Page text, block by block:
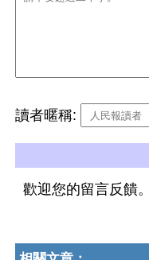
讀者暱稱:
歡迎您的留言反饋。